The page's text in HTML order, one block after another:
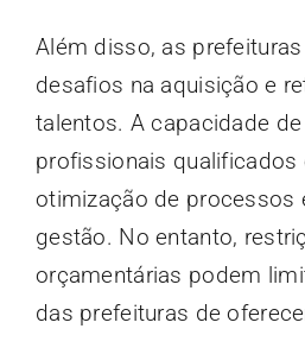
Além disso, as
desafios na aquisição e
talentos. A capacidade
profissionais qualificados
otimização de processos
gestão. No entanto,
orçamentárias podem
das prefeituras de